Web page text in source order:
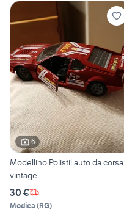
6
Modellino Polistil auto da corsa
vintage
30 €
Modica (RG)